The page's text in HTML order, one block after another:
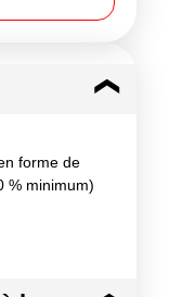
forme de
% minimum)